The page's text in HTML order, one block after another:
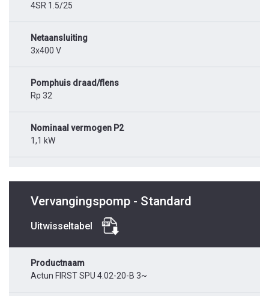
4SR 1.5/25
Netaansluiting
3x400 V
Pomphuis draad/flens
Rp 32
Nominaal vermogen P2
1,1 kW
Vervangingspomp - Standard
Uitwisseltabel
Productnaam
Actun FIRST SPU 4.02-20-B 3~